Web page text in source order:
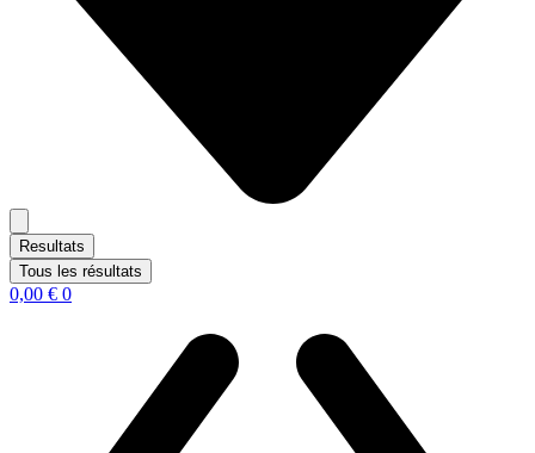
Resultats
Tous les résultats
0,00 € 0